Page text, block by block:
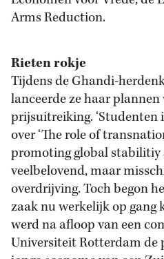
Arms Reduction.
Rieten rokje
Tijdens de Ghandi-
lanceerde ze haar
prijsuitreiking. ‘Studenten
over ‘The role of
promoting global stabilitiy
veelbelovend, maar
overdrijving. Toch begon
zaak nu werkelijk op gang
werd na afloop van een
Universiteit Rotterdam de